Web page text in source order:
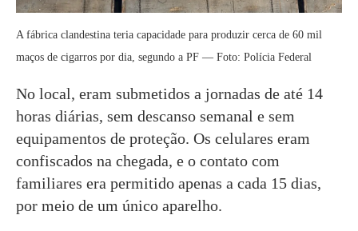
A fábrica clandestina teria capacidade para produzir cerca de 60 mil
maços de cigarros por dia, segundo a PF — Foto: Polícia Federal
No local, eram submetidos a jornadas de até 14
horas diárias, sem descanso semanal e sem
equipamentos de proteção. Os celulares eram
confiscados na chegada, e o contato com
familiares era permitido apenas a cada 15 dias,
por meio de um único aparelho.